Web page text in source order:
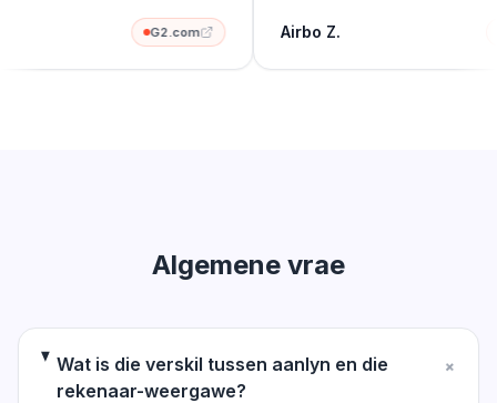
G2.com Airbo Z.
Algemene vrae
Wat is die verskil tussen aanlyn en die
rekenaar-weergawe?
+